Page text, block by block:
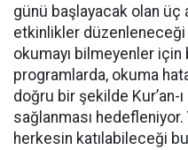
günü başlayacak olan üç
etkinlikler düzenleneceği
okumayı bilmeyenler
programlarda, okuma
doğru bir şekilde Kur’an-
sağlanması hedefleniyor.
herkesin katılabileceği